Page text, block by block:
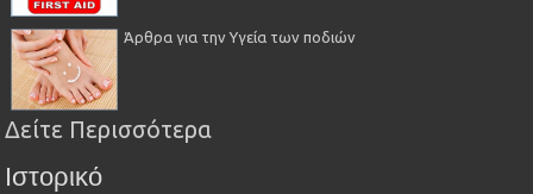
Άρθρα για την Υγεία των ποδιών
Δείτε Περισσότερα
Ιστορικό